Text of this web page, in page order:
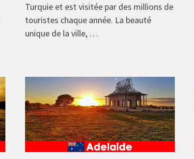
Turquie et est visitée par des millions de
touristes chaque année. La beauté
unique de la ville, …